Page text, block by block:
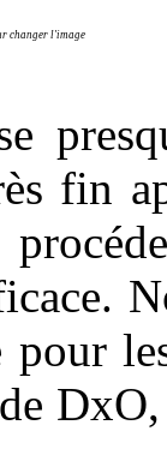
changer l'image
fin
pour